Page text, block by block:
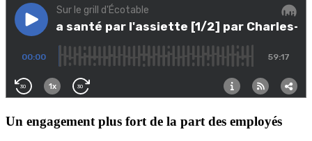
Un engagement plus fort de la part des employés